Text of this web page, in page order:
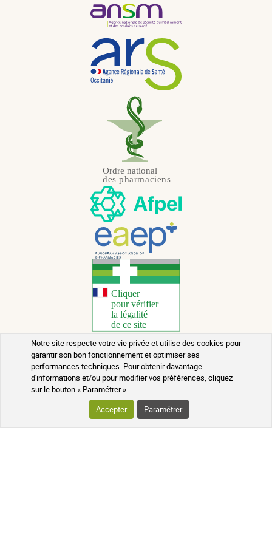
Notre site respecte votre vie privée et utilise des cookies pour
garantir son bon fonctionnement et optimiser ses
performances techniques. Pour obtenir davantage
d'informations et/ou pour modifier vos préférences, cliquez
sur le bouton « Paramétrer ».
Accepter
Paramétrer
Copyright 2026 - Tous droits réservés
Conseils santé au naturel